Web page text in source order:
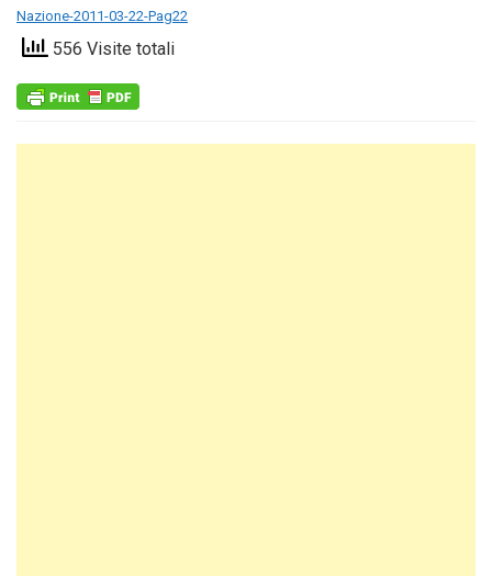
Nazione-2011-03-22-Pag22
556 Visite totali